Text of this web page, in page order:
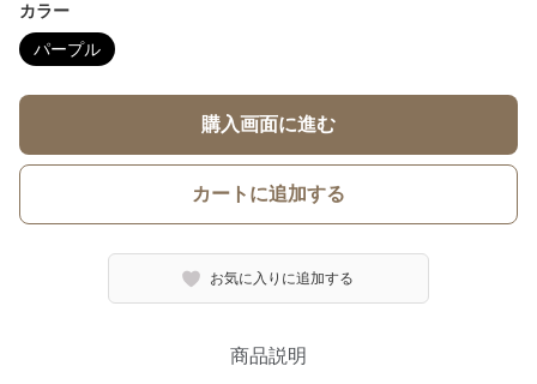
カラー
パープル
購入画面に進む
カートに追加する
お気に入りに追加する
商品説明